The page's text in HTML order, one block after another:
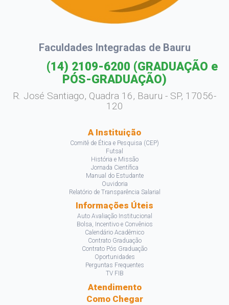
Faculdades Integradas de Bauru
(14) 2109-6200 (GRADUAÇÃO e
PÓS-GRADUAÇÃO)
R. José Santiago, Quadra 16, Bauru - SP, 17056-
120
A Instituição
Comitê de Ética e Pesquisa (CEP)
Futsal
História e Missão
Jornada Científica
Manual do Estudante
Ouvidoria
Relatório de Transparência Salarial
Informações Úteis
Auto Avaliação Institucional
Bolsa, Incentivo e Convênios
Calendário Acadêmico
Contrato Graduação
Contrato Pós Graduação
Oportunidades
Perguntas Frequentes
TV FIB
Atendimento
Como Chegar